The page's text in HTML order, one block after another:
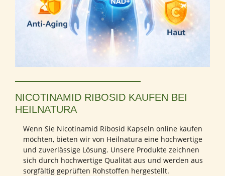
NICOTINAMID RIBOSID KAUFEN BEI
HEILNATURA
Wenn Sie Nicotinamid Ribosid Kapseln online kaufen
möchten, bieten wir von Heilnatura eine hochwertige
und zuverlässige Lösung. Unsere Produkte zeichnen
sich durch hochwertige Qualität aus und werden aus
sorgfältig geprüften Rohstoffen hergestellt.